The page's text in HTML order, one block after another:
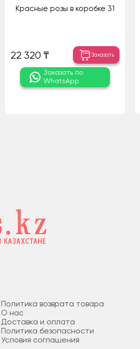
Красные розы в коробке 31
22 320 ₸ Заказать
Заказать по
WhatsApp
Политика возврата товара
О нас
Доставка и оплата
Политика безопасности
Условия соглашения